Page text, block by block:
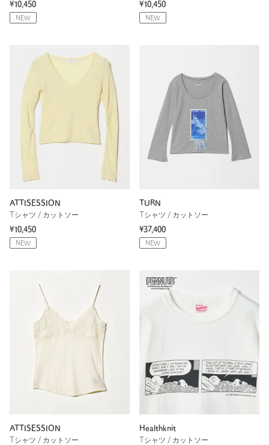
¥10,450
NEW
¥10,450
NEW
ATTISESSION
Tシャツ / カットソー
¥10,450
NEW
TURN
Tシャツ / カットソー
¥37,400
NEW
ATTISESSION
Tシャツ / カットソー
Healthknit
Tシャツ / カットソー